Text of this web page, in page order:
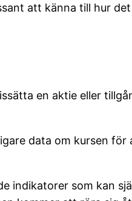
att känna till hur
en aktie eller
data om kursen för
indikatorer som kan